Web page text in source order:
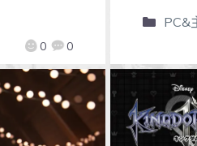
0 0
PC&